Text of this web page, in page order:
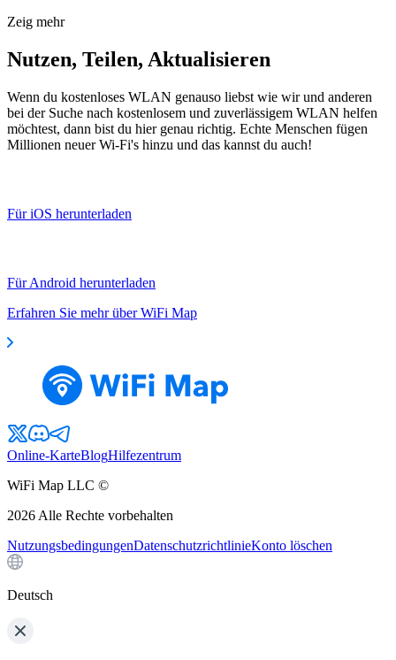
Zeig mehr
Nutzen, Teilen, Aktualisieren
Wenn du kostenloses WLAN genauso liebst wie wir und anderen
bei der Suche nach kostenlosem und zuverlässigem WLAN helfen
möchtest, dann bist du hier genau richtig. Echte Menschen fügen
Millionen neuer Wi-Fi's hinzu und das kannst du auch!
Für iOS herunterladen
Für Android herunterladen
Erfahren Sie mehr über WiFi Map
Online-KarteBlogHilfezentrum
WiFi Map LLC ©
2026 Alle Rechte vorbehalten
NutzungsbedingungenDatenschutzrichtlinieKonto löschen
Deutsch